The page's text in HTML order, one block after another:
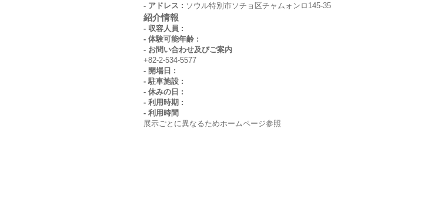
- アドレス : ソウル特別市ソチョ区チャムォンロ145-35
紹介情報
- 収容人員 :
- 体験可能年齢 :
- お問い合わせ及びご案内
+82-2-534-5577
- 開場日 :
- 駐車施設 :
- 休みの日 :
- 利用時期 :
- 利用時間
展示ごとに異なるためホームページ参照